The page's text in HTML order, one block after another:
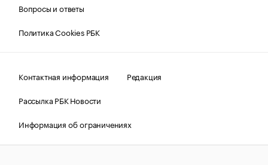
Вопросы и ответы
Политика Cookies РБК
Контактная информация
Редакция
Рассылка РБК Новости
Информация об ограничениях
Правовая информация
О соблюдении авторских прав